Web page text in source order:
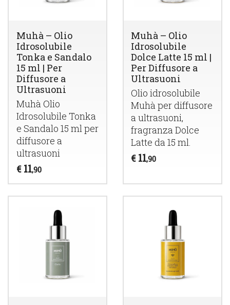
Muhà – Olio
Idrosolubile
Tonka e Sandalo
15 ml | Per
Diffusore a
Ultrasuoni
Muhà Olio
Idrosolubile Tonka
e Sandalo 15 ml per
diffusore a
ultrasuoni
€ 11,90
Muhà – Olio
Idrosolubile
Dolce Latte 15 ml |
Per Diffusore a
Ultrasuoni
Olio idrosolubile
Muhà per diffusore
a ultrasuoni,
fragranza Dolce
Latte da 15 ml.
€ 11,90